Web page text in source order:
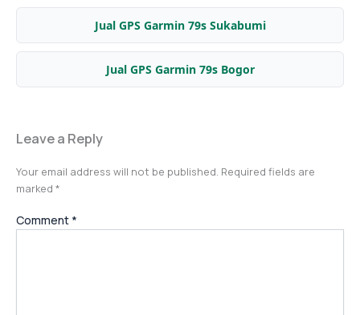
Jual GPS Garmin 79s Sukabumi
Jual GPS Garmin 79s Bogor
Leave a Reply
Your email address will not be published. Required fields are
marked *
Comment *